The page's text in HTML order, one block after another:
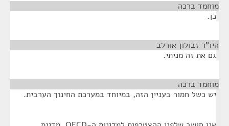
מוחמד ברכה
כן.
היו"ר זבולון אורלב
גם את זה מניתי.
מוחמד ברכה
יש כשל חמור בעניין הזה, במיוחד במערכת החינוך הערבית.